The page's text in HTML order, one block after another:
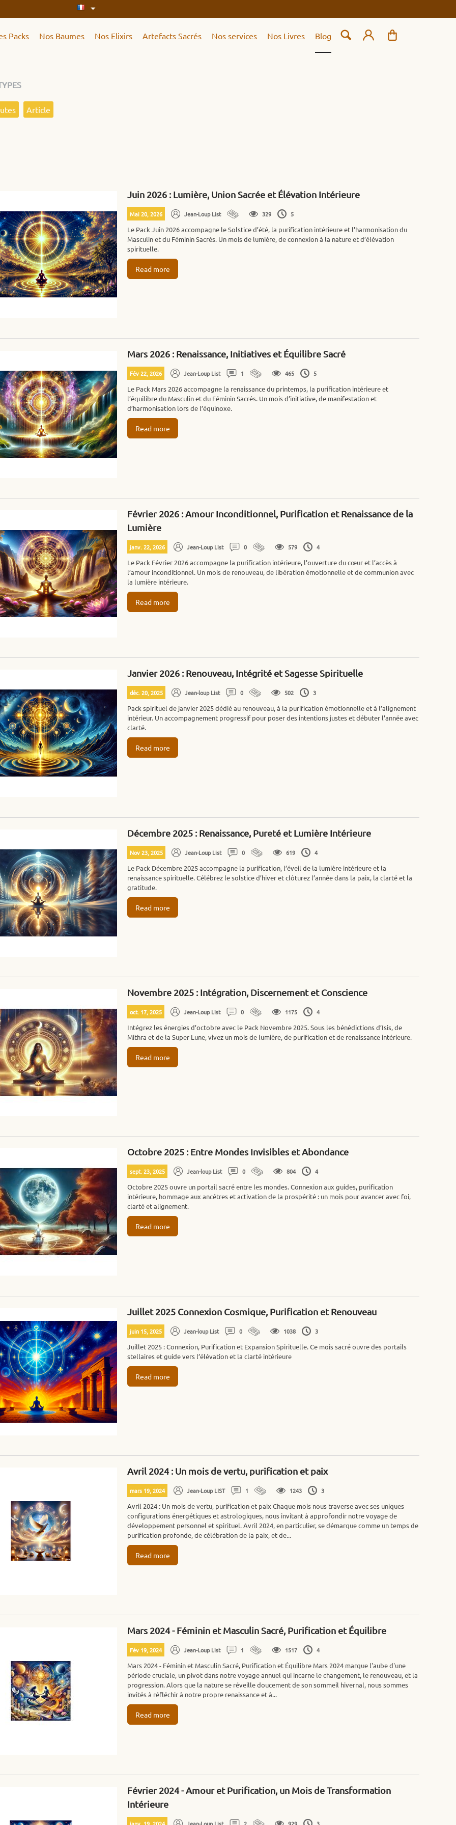
Packs Nos Baumes Nos Elixirs Artefacts Sacrés Nos services Nos Livres Blog
Article
Juin 2026 : Lumière, Union Sacrée et Élévation Intérieure
Mai 20, 2026 Jean-Loup List 329 5
Le Pack Juin 2026 accompagne le Solstice d’été, la purification intérieure et l’harmonisation du
Masculin et du Féminin Sacrés. Un mois de lumière, de connexion à la nature et d’élévation
spirituelle.
Read more
Mars 2026 : Renaissance, Initiatives et Équilibre Sacré
Fév 22, 2026 Jean-Loup List 1 465 5
Le Pack Mars 2026 accompagne la renaissance du printemps, la purification intérieure et
l’équilibre du Masculin et du Féminin Sacrés. Un mois d’initiative, de manifestation et
d’harmonisation lors de l’équinoxe.
Read more
Février 2026 : Amour Inconditionnel, Purification et Renaissance de la
Lumière
janv. 22, 2026 Jean-Loup List 0 579 4
Le Pack Février 2026 accompagne la purification intérieure, l’ouverture du cœur et l’accès à
l’amour inconditionnel. Un mois de renouveau, de libération émotionnelle et de communion avec
la lumière intérieure.
Read more
Janvier 2026 : Renouveau, Intégrité et Sagesse Spirituelle
déc. 20, 2025 Jean-loup List 0 502 3
Pack spirituel de janvier 2025 dédié au renouveau, à la purification émotionnelle et à l’alignement
intérieur. Un accompagnement progressif pour poser des intentions justes et débuter l’année avec
clarté.
Read more
Décembre 2025 : Renaissance, Pureté et Lumière Intérieure
Nov 23, 2025 Jean-Loup List 0 619 4
Le Pack Décembre 2025 accompagne la purification, l’éveil de la lumière intérieure et la
renaissance spirituelle. Célébrez le solstice d’hiver et clôturez l’année dans la paix, la clarté et la
gratitude.
Read more
Novembre 2025 : Intégration, Discernement et Conscience
oct. 17, 2025 Jean-Loup List 0 1175 4
Intégrez les énergies d’octobre avec le Pack Novembre 2025. Sous les bénédictions d’Isis, de
Mithra et de la Super Lune, vivez un mois de lumière, de purification et de renaissance intérieure.
Read more
Octobre 2025 : Entre Mondes Invisibles et Abondance
sept. 23, 2025 Jean-loup List 0 804 4
Octobre 2025 ouvre un portail sacré entre les mondes. Connexion aux guides, purification
intérieure, hommage aux ancêtres et activation de la prospérité : un mois pour avancer avec foi,
clarté et alignement.
Read more
Juillet 2025 Connexion Cosmique, Purification et Renouveau
juin 15, 2025 Jean-loup List 0 1038 3
Juillet 2025 : Connexion, Purification et Expansion Spirituelle. Ce mois sacré ouvre des portails
stellaires et guide vers l’élévation et la clarté intérieure
Read more
Avril 2024 : Un mois de vertu, purification et paix
mars 19, 2024 Jean-Loup LIST 1 1243 3
Avril 2024 : Un mois de vertu, purification et paix Chaque mois nous traverse avec ses uniques
configurations énergétiques et astrologiques, nous invitant à approfondir notre voyage de
développement personnel et spirituel. Avril 2024, en particulier, se démarque comme un temps de
purification profonde, de célébration de la paix, et de...
Read more
Mars 2024 - Féminin et Masculin Sacré, Purification et Équilibre
Fév 19, 2024 Jean-Loup List 1 1517 4
Mars 2024 - Féminin et Masculin Sacré, Purification et Équilibre Mars 2024 marque l'aube d'une
période cruciale, un pivot dans notre voyage annuel qui incarne le changement, le renouveau, et la
progression. Alors que la nature se réveille doucement de son sommeil hivernal, nous sommes
invités à réfléchir à notre propre renaissance et à...
Read more
Février 2024 - Amour et Purification, un Mois de Transformation
Intérieure
janv. 19, 2024 Jean-Loup List 2 929 3